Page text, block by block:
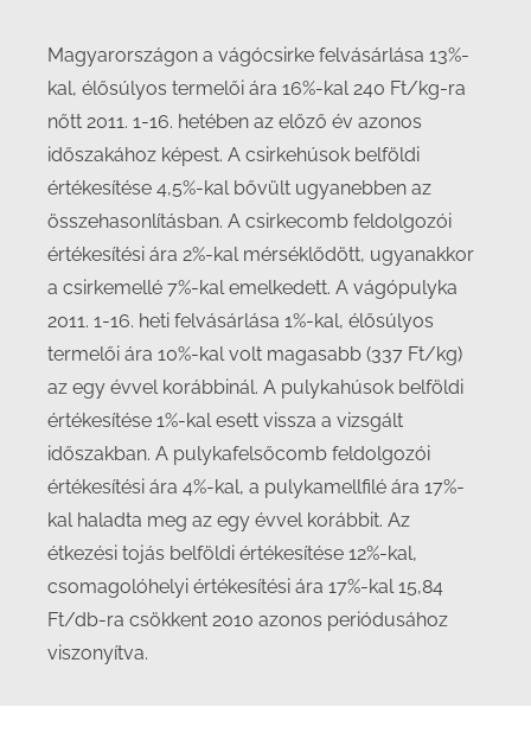
Magyarországon a vágócsirke felvásárlása 13%-
kal, élősúlyos termelői ára 16%-kal 240 Ft/kg-ra
nőtt 2011. 1-16. hetében az előző év azonos
időszakához képest. A csirkehúsok belföldi
értékesítése 4,5%-kal bővült ugyanebben az
összehasonlításban. A csirkecomb feldolgozói
értékesítési ára 2%-kal mérséklődött, ugyanakkor
a csirkemellé 7%-kal emelkedett. A vágópulyka
2011. 1-16. heti felvásárlása 1%-kal, élősúlyos
termelői ára 10%-kal volt magasabb (337 Ft/kg)
az egy évvel korábbinál. A pulykahúsok belföldi
értékesítése 1%-kal esett vissza a vizsgált
időszakban. A pulykafelsőcomb feldolgozói
értékesítési ára 4%-kal, a pulykamellfilé ára 17%-
kal haladta meg az egy évvel korábbit. Az
étkezési tojás belföldi értékesítése 12%-kal,
csomagolóhelyi értékesítési ára 17%-kal 15,84
Ft/db-ra csökkent 2010 azonos periódusához
viszonyítva.